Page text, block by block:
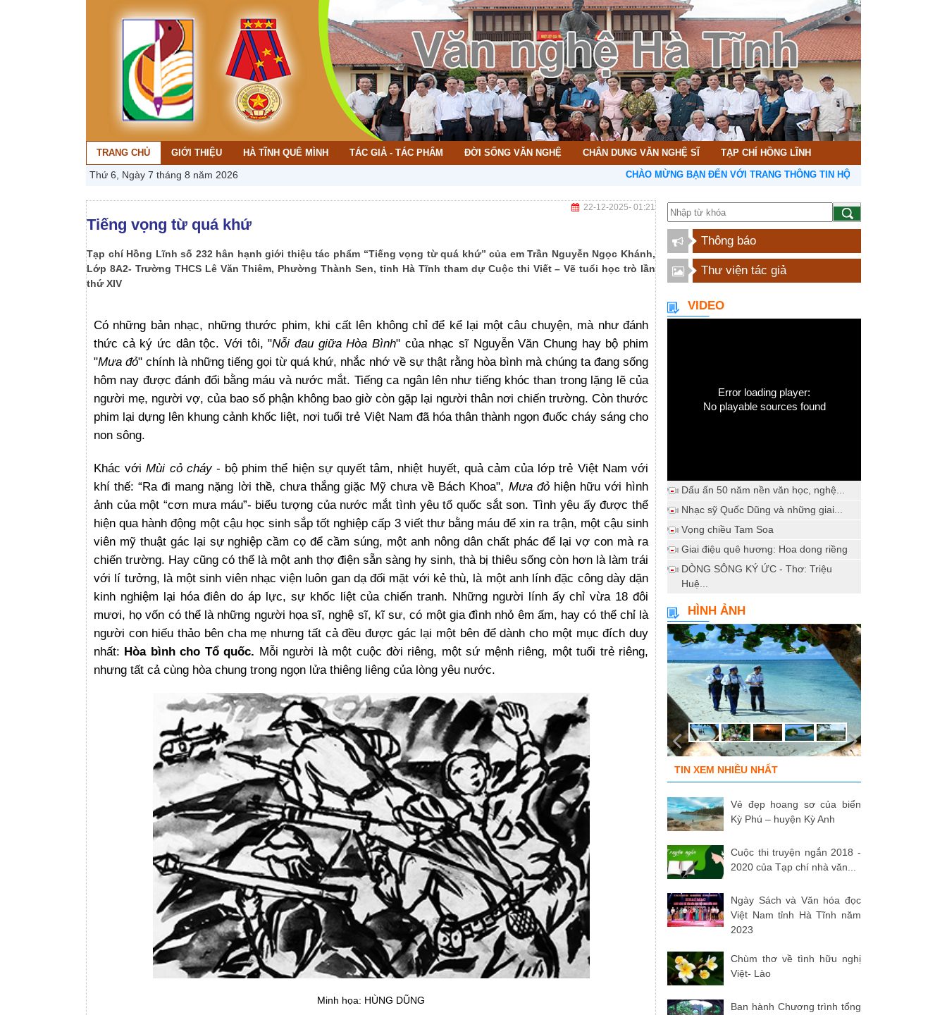
TRANG CHỦ GIỚI THIỆU HÀ TĨNH QUÊ MÌNH TÁC GIẢ - TÁC PHẨM ĐỜI SỐNG VĂN NGHỆ CHÂN DUNG VĂN NGHỆ SĨ TẠP CHÍ HỒNG LĨNH
Thứ 6, Ngày 7 tháng 8 năm 2026 CHÀO MỪNG BẠN ĐẾN VỚI TRANG THÔNG TIN HỘI LIÊN HIỆP VĂN HỌC NGHỆ
22-12-2025- 01:21
Tiếng vọng từ quá khứ
Tạp chí Hồng Lĩnh số 232 hân hạnh giới thiệu tác phẩm “Tiếng vọng từ quá khứ” của em Trần Nguyễn Ngọc Khánh,
Lớp 8A2- Trường THCS Lê Văn Thiêm, Phường Thành Sen, tỉnh Hà Tĩnh tham dự Cuộc thi Viết – Vẽ tuổi học trò lần
thứ XIV
Có những bản nhạc, những thước phim, khi cất lên không chỉ để kể lại một câu chuyện, mà như đánh
thức cả ký ức dân tộc. Với tôi, "Nỗi đau giữa Hòa Bình" của nhạc sĩ Nguyễn Văn Chung hay bộ phim
"Mưa đỏ" chính là những tiếng gọi từ quá khứ, nhắc nhớ về sự thật rằng hòa bình mà chúng ta đang sống
hôm nay được đánh đổi bằng máu và nước mắt. Tiếng ca ngân lên như tiếng khóc than trong lặng lẽ của
người mẹ, người vợ, của bao số phận không bao giờ còn gặp lại người thân nơi chiến trường. Còn thước
phim lại dựng lên khung cảnh khốc liệt, nơi tuổi trẻ Việt Nam đã hóa thân thành ngọn đuốc cháy sáng cho
non sông.
Khác vớiMùi cỏ cháy- bộ phim thể hiện sự quyết tâm, nhiệt huyết, quả cảm của lớp trẻ Việt Nam với
khí thế: “Ra đi mang nặng lời thề, chưa thắng giặc Mỹ chưa về Bách Khoa", Mưa đỏhiện hữu với hình
ảnh của một “cơn mưa máu”- biểu tượng của nước mắt tình yêu tổ quốc sắt son. Tình yêu ấy được thể
hiện qua hành động một cậu học sinh sắp tốt nghiệp cấp 3 viết thư bằng máu để xin ra trận, một cậu sinh
viên mỹ thuật gác lại sự nghiệp cầm cọ để cầm súng, một anh nông dân chất phác để lại vợ con mà ra
chiến trường. Hay cũng có thể là một anh thợ điện sẵn sàng hy sinh, thà bị thiêu sống còn hơn là làm trái
với lí tưởng, là một sinh viên nhạc viện luôn gan dạ đối mặt với kẻ thù, là một anh lính đặc công dày dặn
kinh nghiệm lại hóa điên do áp lực, sự khốc liệt của chiến tranh. Những người lính ấy chỉ vừa 18 đôi
mươi, họ vốn có thể là những người họa sĩ, nghệ sĩ, kĩ sư, có một gia đình nhỏ êm ấm, hay có thể chỉ là
người con hiếu thảo bên cha mẹ nhưng tất cả đều được gác lại một bên để dành cho một mục đích duy
nhất: Hòa bình cho Tổ quốc. Mỗi người là một cuộc đời riêng, một sứ mệnh riêng, một tuổi trẻ riêng,
nhưng tất cả cùng hòa chung trong ngọn lửa thiêng liêng của lòng yêu nước.
Minh họa: HÙNG DŨNG
Thông báo
Thư viện tác giả
VIDEO
Error loading player:
No playable sources found
Dấu ấn 50 năm nền văn học, nghệ...
Nhạc sỹ Quốc Dũng và những giai...
Vọng chiều Tam Soa
Giai điệu quê hương: Hoa dong riềng
DÒNG SÔNG KÝ ỨC - Thơ: Triệu
Huệ...
HÌNH ẢNH
TIN XEM NHIỀU NHẤT
Vẻ đẹp hoang sơ của biển
Kỳ Phú – huyện Kỳ Anh
Cuộc thi truyện ngắn 2018 -
2020 của Tạp chí nhà văn...
Ngày Sách và Văn hóa đọc
Việt Nam tỉnh Hà Tĩnh năm
2023
Chùm thơ về tình hữu nghị
Việt- Lào
Ban hành Chương trình tổng